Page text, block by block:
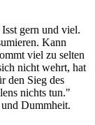
gern und viel.
Kann
viel zu selten
nicht wehrt, hat
den Sieg des
nichts tun."
Dummheit.